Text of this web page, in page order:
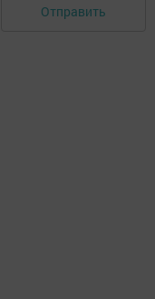
Отправить